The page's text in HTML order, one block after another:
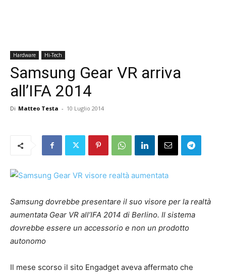
Hardware Hi-Tech
Samsung Gear VR arriva
all’IFA 2014
Di Matteo Testa - 10 Luglio 2014
Samsung dovrebbe presentare il suo visore per la realtà
aumentata Gear VR all’IFA 2014 di Berlino. Il sistema
dovrebbe essere un accessorio e non un prodotto
autonomo
Il mese scorso il sito Engadget aveva affermato che